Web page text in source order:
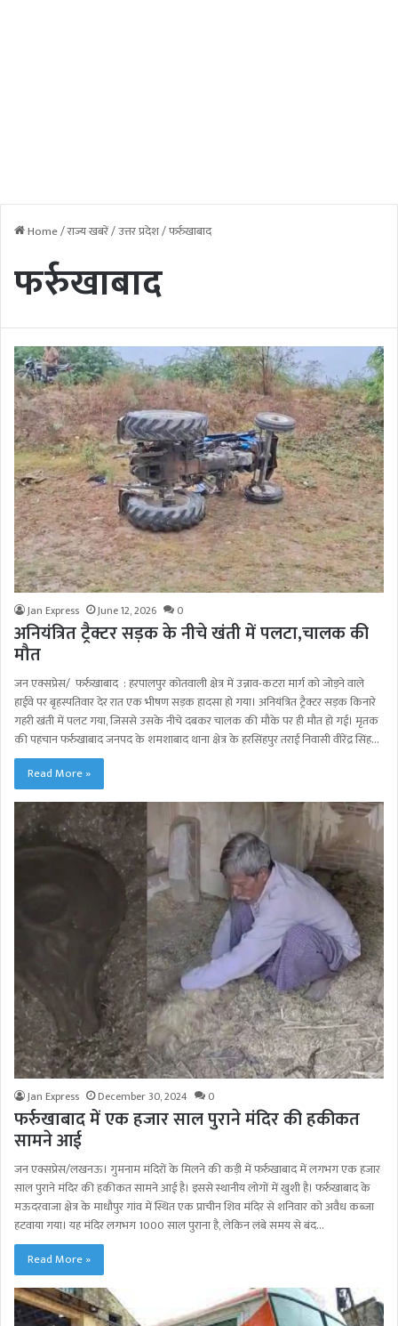
Home/राज्य खबरें/उत्तर प्रदेश/फर्रुखाबाद
फर्रुखाबाद
Jan Express June 12, 2026 0
अनियंत्रित ट्रैक्टर सड़क के नीचे खंती में पलटा,चालक की
मौत
जन एक्सप्रेस/ फर्रुखाबाद : हरपालपुर कोतवाली क्षेत्र में उन्नाव-कटरा मार्ग को जोड़ने वाले
हाईवे पर बृहस्पतिवार देर रात एक भीषण सड़क हादसा हो गया। अनियंत्रित ट्रैक्टर सड़क किनारे
गहरी खंती में पलट गया, जिससे उसके नीचे दबकर चालक की मौके पर ही मौत हो गई। मृतक
की पहचान फर्रुखाबाद जनपद के शमशाबाद थाना क्षेत्र के हरसिंहपुर तराई निवासी वीरेंद्र सिंह…
Read More »
Jan Express December 30, 2024 0
फर्रुखाबाद में एक हजार साल पुराने मंदिर की हकीकत
सामने आई
जन एक्सप्रेस/लखनऊ। गुमनाम मंदिरों के मिलने की कड़ी में फर्रुखाबाद में लगभग एक हजार
साल पुराने मंदिर की हकीकत सामने आई है। इससे स्थानीय लोगों में खुशी है। फर्रुखाबाद के
मऊदरवाजा क्षेत्र के माधौपुर गांव में स्थित एक प्राचीन शिव मंदिर से शनिवार को अवैध कब्जा
हटवाया गया। यह मंदिर लगभग 1000 साल पुराना है, लेकिन लंबे समय से बंद…
Read More »